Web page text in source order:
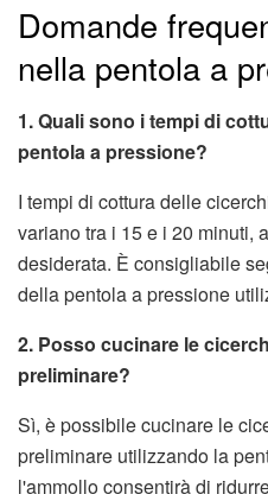
Domande
nella pentola a
1. Quali sono i tempi di
pentola a pressione?
I tempi di cottura delle
variano tra i 15 e i 20 minuti,
desiderata. È consigliabile
della pentola a pressione
2. Posso cucinare le
preliminare?
Sì, è possibile cucinare le
preliminare utilizzando la
l'ammollo consentirà di